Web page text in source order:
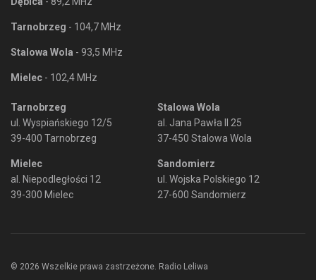
Tarnobrzeg - 104,7 MHz
Stalowa Wola - 93,5 MHz
Mielec - 102,4 MHz
Tarnobrzeg
ul. Wyspiańskiego 12/5
39-400 Tarnobrzeg
Mielec
al. Niepodległości 12
39-300 Mielec
Stalowa Wola
al. Jana Pawła II 25
37-450 Stalowa Wola
Sandomierz
ul. Wojska Polskiego 12
27-600 Sandomierz
© 2026 Wszelkie prawa zastrzeżone. Radio Leliwa